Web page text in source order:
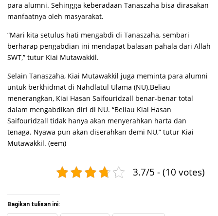
para alumni. Sehingga keberadaan Tanaszaha bisa dirasakan
manfaatnya oleh masyarakat.
“Mari kita setulus hati mengabdi di Tanaszaha, sembari
berharap pengabdian ini mendapat balasan pahala dari Allah
SWT,” tutur Kiai Mutawakkil.
Selain Tanaszaha, Kiai Mutawakkil juga meminta para alumni
untuk berkhidmat di Nahdlatul Ulama (NU).Beliau
menerangkan, Kiai Hasan Saifouridzall benar-benar total
dalam mengabdikan diri di NU. “Beliau Kiai Hasan
Saifouridzall tidak hanya akan menyerahkan harta dan
tenaga. Nyawa pun akan diserahkan demi NU,” tutur Kiai
Mutawakkil. (eem)
3.7/5 - (10 votes)
Bagikan tulisan ini: